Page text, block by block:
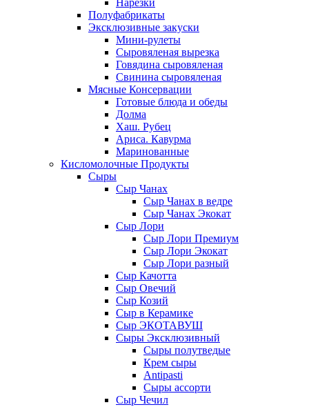
Нарезки
Полуфабрикаты
Эксклюзивные закуски
Мини-рулеты
Сыровяленая вырезка
Говядина сыровяленая
Свинина сыровяленая
Мясные Консервации
Готовые блюда и обеды
Долма
Хаш. Рубец
Ариса. Кавурма
Маринованные
Кисломолочные Продукты
Сыры
Сыр Чанах
Сыр Чанах в ведре
Сыр Чанах Экокат
Сыр Лори
Сыр Лори Премиум
Сыр Лори Экокат
Сыр Лори разный
Сыр Качотта
Сыр Овечий
Сыр Козий
Сыр в Керамике
Сыр ЭКОТАВУШ
Сыры Эксклюзивный
Сыры полутведые
Крем сыры
Antipasti
Сыры ассорти
Сыр Чечил